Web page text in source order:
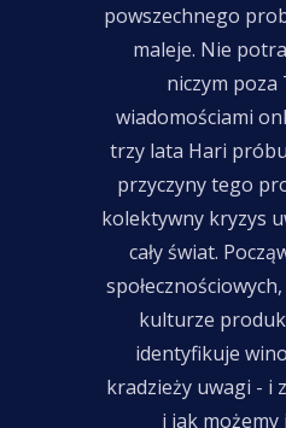
powszechnego
maleje. Nie
niczym
wiadomościami
trzy lata Hari
przyczyny tego
kolektywny kryzys
cały świat.
kulturze
identyfikuje
kradzieży uwagi - i
i jak możemy